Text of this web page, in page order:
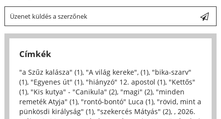
Üzenet küldés a szerzőnek
Címkék
"a Szűz kalásza" (1), "A világ kereke", (1), "bika-szarv"
(1), "Egyenes út" (1), "hiányzó" 12. apostol (1), "Kettős"
(1), "Kis kutya" - "Canikula" (2), "magi" (2), "minden
remeték Atyja" (1), "rontó-bontó" Luca (1), "rövid, mint a
pünkösdi királyság" (1), "szekercés Mátyás" (2), , 2026.